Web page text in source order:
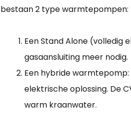
bestaan 2 type warmtepompen:
Een Stand Alone
gasaansluiting meer nodig.
Een hybride
elektrische oplossing. De
warm kraanwater.